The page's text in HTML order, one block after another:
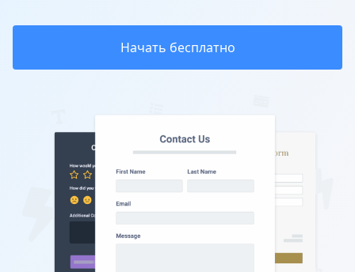
Начать бесплатно